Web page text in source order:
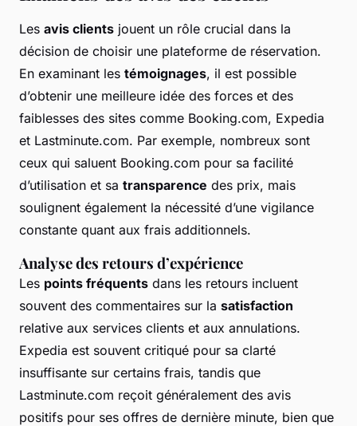
Les avis clients jouent un rôle crucial dans la
décision de choisir une plateforme de réservation.
En examinant les témoignages, il est possible
d’obtenir une meilleure idée des forces et des
faiblesses des sites comme Booking.com, Expedia
et Lastminute.com. Par exemple, nombreux sont
ceux qui saluent Booking.com pour sa facilité
d’utilisation et sa transparence des prix, mais
soulignent également la nécessité d’une vigilance
constante quant aux frais additionnels.
Analyse des retours d’expérience
Les points fréquents dans les retours incluent
souvent des commentaires sur la satisfaction
relative aux services clients et aux annulations.
Expedia est souvent critiqué pour sa clarté
insuffisante sur certains frais, tandis que
Lastminute.com reçoit généralement des avis
positifs pour ses offres de dernière minute, bien que